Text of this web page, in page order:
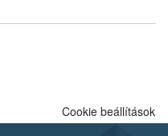
Cookie beállítások